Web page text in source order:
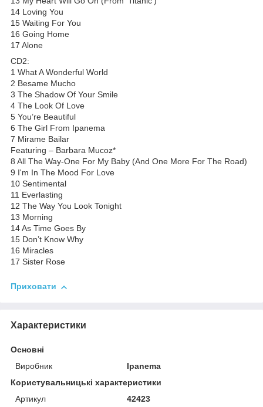
14 Loving You
15 Waiting For You
16 Going Home
17 Alone
CD2:
1 What A Wonderful World
2 Besame Mucho
3 The Shadow Of Your Smile
4 The Look Of Love
5 You’re Beautiful
6 The Girl From Ipanema
7 Mirame Bailar
Featuring – Barbara Mucoz*
8 All The Way-One For My Baby (And One More For The Road)
9 I'm In The Mood For Love
10 Sentimental
11 Everlasting
12 The Way You Look Tonight
13 Morning
14 As Time Goes By
15 Don’t Know Why
16 Miracles
17 Sister Rose
Приховати
Характеристики
Основні
Виробник
Ipanema
Користувальницькі характеристики
Артикул
42423